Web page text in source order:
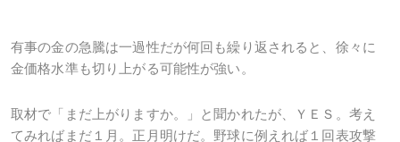
有事の金の急騰は一過性だが何回も繰り返されると、徐々に
金価格水準も切り上がる可能性が強い。
取材で「まだ上がりますか。」と聞かれたが、ＹＥＳ。考え
てみればまだ１月。正月明けだ。野球に例えれば１回表攻撃